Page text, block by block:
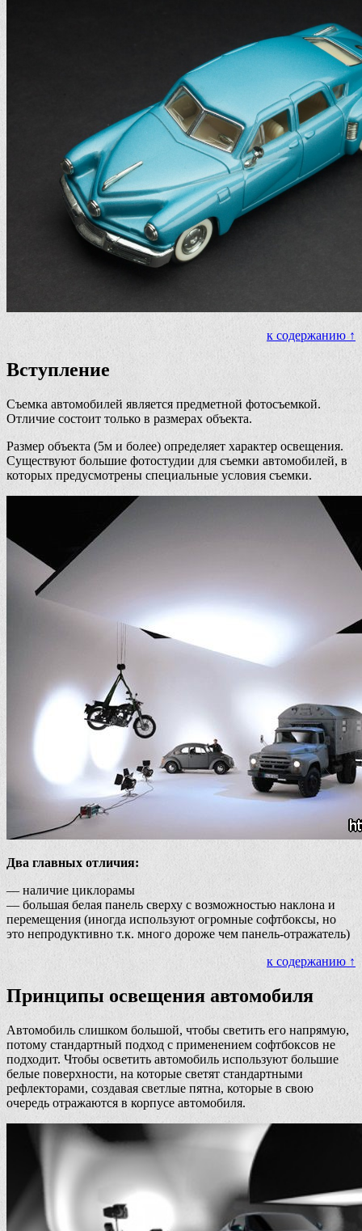
к содержанию ↑
Вступление
Съемка автомобилей является предметной фотосъемкой.
Отличие состоит только в размерах объекта.
Размер объекта (5м и более) определяет характер освещения.
Существуют большие фотостудии для съемки автомобилей, в
которых предусмотрены специальные условия съемки.
Два главных отличия:
— наличие циклорамы
— большая белая панель сверху с возможностью наклона и
перемещения (иногда используют огромные софтбоксы, но
это непродуктивно т.к. много дороже чем панель-отражатель)
к содержанию ↑
Принципы освещения автомобиля
Автомобиль слишком большой, чтобы светить его напрямую,
потому стандартный подход с применением софтбоксов не
подходит. Чтобы осветить автомобиль используют большие
белые поверхности, на которые светят стандартными
рефлекторами, создавая светлые пятна, которые в свою
очередь отражаются в корпусе автомобиля.